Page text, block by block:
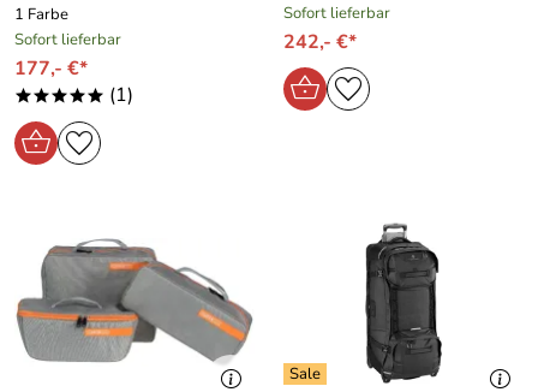
1 Farbe
Sofort lieferbar
177,- €*
***** (1)
Sofort lieferbar
242,- €*